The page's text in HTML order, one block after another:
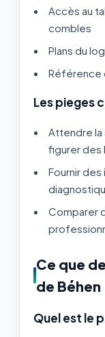
Accès au
combles
Plans du
Référence
Les pieges
Attendre la
figurer des
Fournir
Comparer
Ce que
de Béhen
Quel est le